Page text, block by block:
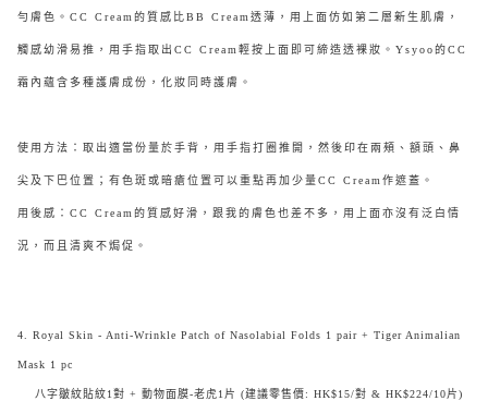
勻膚色。CC Cream的質感比BB Cream透薄，用上面仿如第二層新生肌膚，
觸感幼滑易推，用手指取出CC Cream輕按上面即可締造透裸妝。Ysyoo的CC
霜內蘊含多種護膚成份，化妝同時護膚。
使用方法：取出適當份量於手背，用手指打圈推開，然後印在兩頰、額頭、鼻
尖及下巴位置；有色斑或暗瘡位置可以重點再加少量CC Cream作遮蓋。
用後感：CC Cream的質感好滑，跟我的膚色也差不多，用上面亦沒有泛白情
況，而且清爽不焗促。
4. Royal Skin - Anti-Wrinkle Patch of Nasolabial Folds 1 pair + Tiger Animalian
Mask 1 pc
八字皺紋貼紋1對 + 動物面膜-老虎1片 (建議零售價: HK$15/對 & HK$224/10片)